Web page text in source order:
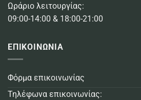
Ωράριο λειτουργίας:
09:00-14:00 & 18:00-21:00
ΕΠΙΚΟΙΝΩΝΙΑ
Φόρμα επικοινωνίας
Τηλέφωνα επικοινωνίας: